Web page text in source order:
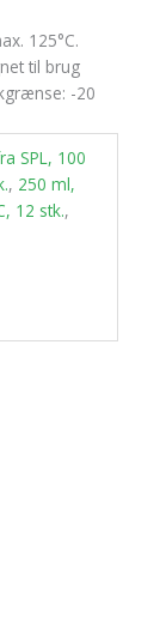
125°C.
til brug
-20
SPL, 100
, 250 ml,
12 stk.,